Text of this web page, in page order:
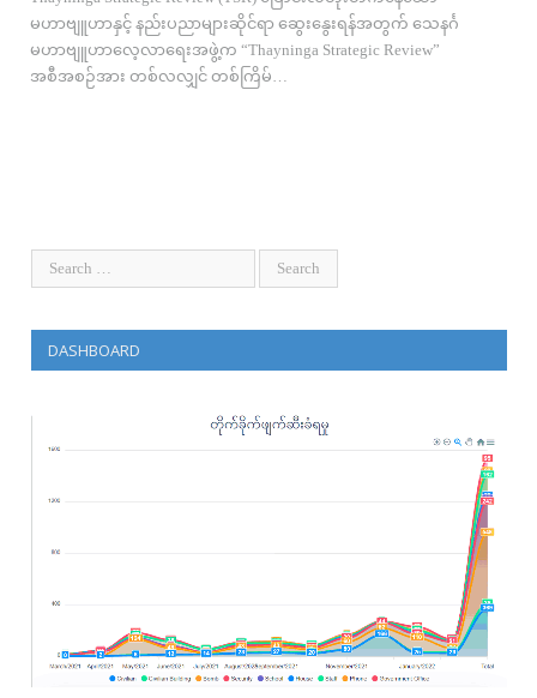
မဟာဗျူဟာနှင့် နည်းပညာများဆိုင်ရာ ဆွေးနွေးရန်အတွက် သေနင်္ဂ
မဟာဗျူဟာလေ့လာရေးအဖွဲ့က “Thayninga Strategic Review”
အစီအစဉ်အား တစ်လလျှင် တစ်ကြိမ်…
DASHBOARD